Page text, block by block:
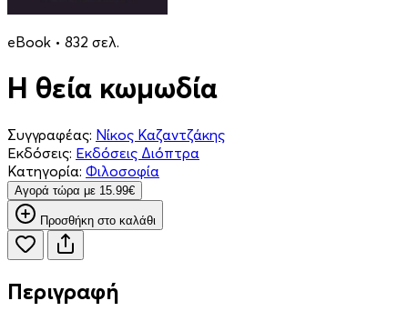
eBook • 832 σελ.
Η θεία κωμωδία
Συγγραφέας: Νίκος Καζαντζάκης
Εκδόσεις: Εκδόσεις Διόπτρα
Κατηγορία: Φιλοσοφία
Aγορά τώρα με 15.99€
Προσθήκη στο καλάθι
Περιγραφή